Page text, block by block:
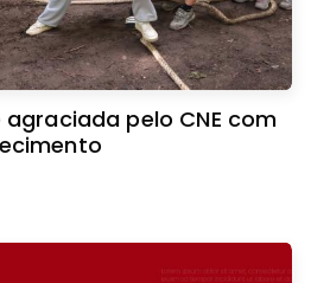
pelo CNE com